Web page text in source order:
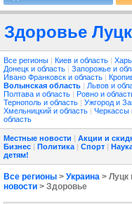
Здоровье Луцк
Все регионы | Киев и область |
Донецк и область | Запорожье и
Ивано Франковск и область |
Волынская область | Львов и
Полтава и область | Ровно и
Тернополь и область | Ужгород и
Хмельницкий и область | Черкассы
область
Местные новости | Акции и
Бизнес | Политика | Спорт |
детям!
Все регионы > Украина > Луцк
новости > Здоровье